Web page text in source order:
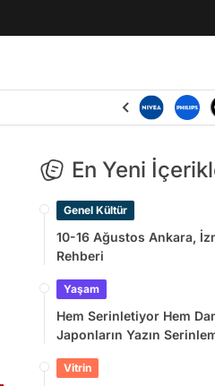
En Yeni
Genel Kültür
10-16 Ağustos Ankara,
Rehberi
Yaşam
Hem Serinletiyor Hem
Japonların Yazın
Vitrin